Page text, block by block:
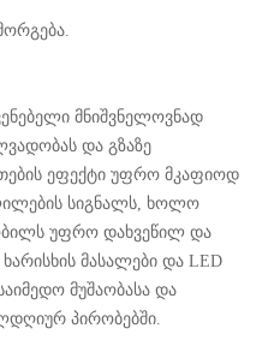
მნიშვნელოვნად
და გზაზე
ეფექტი უფრო მკაფიოდ
სიგნალს, ხოლო
უფრო დახვეწილ და
მასალები და LED
მუშაობასა და
პირობებში.